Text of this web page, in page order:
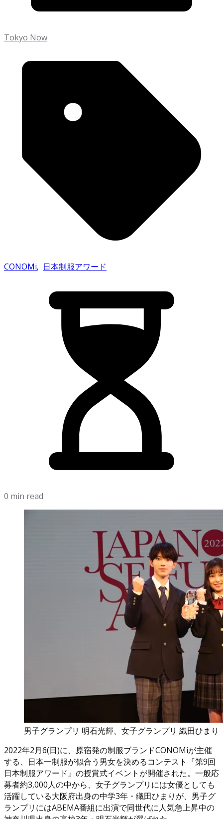
Tokyo Now
CONOMi, 日本制服アワード
0 min read
男子グランプリ 明石光輝、女子グランプリ 織田ひまり
2022年2月6(日)に、原宿発の制服ブランドCONOMiが主催
する、日本一制服が似合う男女を決めるコンテスト『第9回
日本制服アワード』の授賞式イベントが開催された。一般応
募者約3,000人の中から、女子グランプリには女優としても
活躍している大阪府出身の中学3年・織田ひまりが、男子グ
ランプリにはABEMA番組に出演で同世代に人気急上昇中の